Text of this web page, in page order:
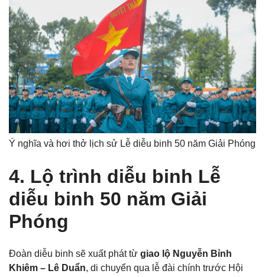
Ý nghĩa và hơi thở lịch sử Lễ diễu binh 50 năm Giải Phóng
4. Lộ trình diễu binh Lễ
diễu binh 50 năm Giải
Phóng
Đoàn diễu binh sẽ xuất phát từ giao lộ Nguyễn Bỉnh
Khiêm – Lê Duẩn, di chuyển qua lễ đài chính trước Hội